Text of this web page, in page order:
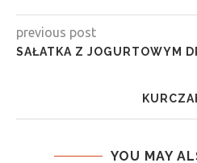
previous post
SAŁATKA Z JOGURTOWYM
YOU MAY